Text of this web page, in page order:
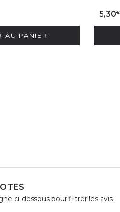
AU PANIER
5,30€
ci-dessous pour filtrer les avis